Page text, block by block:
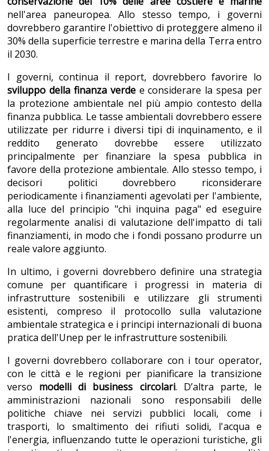
nell'area paneuropea. Allo stesso tempo, i governi
dovrebbero garantire l'obiettivo di proteggere almeno il
30% della superficie terrestre e marina della Terra entro
il 2030.
I governi, continua il report, dovrebbero favorire lo
sviluppo della finanza verdee considerare la spesa per
la protezione ambientale nel più ampio contesto della
finanza pubblica. Le tasse ambientali dovrebbero essere
utilizzate per ridurre i diversi tipi di inquinamento, e il
reddito generato dovrebbe essere utilizzato
principalmente per finanziare la spesa pubblica in
favore della protezione ambientale. Allo stesso tempo, i
decisori politici dovrebbero riconsiderare
periodicamente i finanziamenti agevolati per l'ambiente,
alla luce del principio "chi inquina paga" ed eseguire
regolarmente analisi di valutazione dell'impatto di tali
finanziamenti, in modo che i fondi possano produrre un
reale valore aggiunto.
In ultimo, i governi dovrebbero definire una strategia
comune per quantificare i progressi in materia di
infrastrutture sostenibili e utilizzare gli strumenti
esistenti, compreso il protocollo sulla valutazione
ambientale strategica e i principi internazionali di buona
pratica dell'Unep per le infrastrutture sostenibili.
I governi dovrebbero collaborare con i tour operator,
con le città e le regioni per pianificare la transizione
verso modelli di business circolari. D’altra parte, le
amministrazioni nazionali sono responsabili delle
politiche chiave nei servizi pubblici locali, come i
trasporti, lo smaltimento dei rifiuti solidi, l'acqua e
l'energia, influenzando tutte le operazioni turistiche, gli